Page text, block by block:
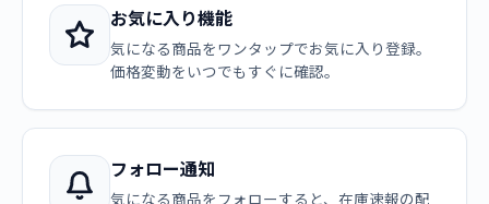
お気に入り機能
気になる商品をワンタップでお気に入り登録。
価格変動をいつでもすぐに確認。
フォロー通知
気になる商品をフォローすると、在庫速報の配